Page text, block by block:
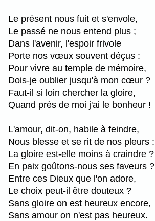
Le présent nous fuit et s'envole,
Le passé ne nous entend plus ;
Dans l'avenir, l'espoir frivole
Porte nos vœux souvent déçus :
Pour vivre au temple de mémoire,
Dois-je oublier jusqu'à mon cœur ?
Faut-il si loin chercher la gloire,
Quand près de moi j'ai le bonheur !
L'amour, dit-on, habile à feindre,
Nous blesse et se rit de nos pleurs :
La gloire est-elle moins à craindre ?
En paix goûtons-nous ses faveurs ?
Entre ces Dieux que l'on adore,
Le choix peut-il être douteux ?
Sans gloire on est heureux encore,
Sans amour on n'est pas heureux.